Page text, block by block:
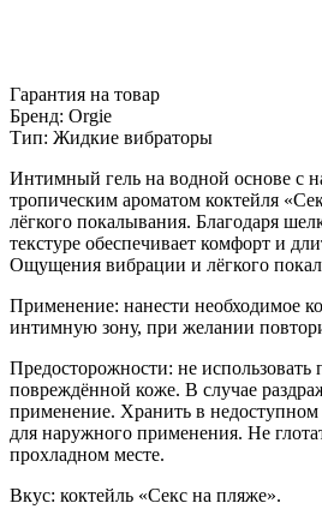
Гарантия на товар
Бренд: Orgie
Тип: Жидкие вибраторы
Интимный гель на водной основе с
тропическим ароматом коктейля
лёгкого покалывания. Благодаря
текстуре обеспечивает комфорт и
Ощущения вибрации и лёгкого
Применение: нанести необходимое
интимную зону, при желании
Предосторожности: не
повреждённой коже. В случае
применение. Хранить в недоступном
для наружного применения. Не
прохладном месте.
Вкус: коктейль «Секс на пляже».